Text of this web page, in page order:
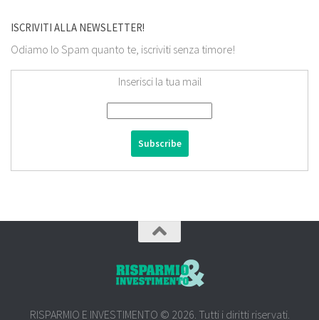
ISCRIVITI ALLA NEWSLETTER!
Odiamo lo Spam quanto te, iscriviti senza timore!
Inserisci la tua mail
RISPARMIO E INVESTIMENTO © 2026. Tutti i diritti riservati.